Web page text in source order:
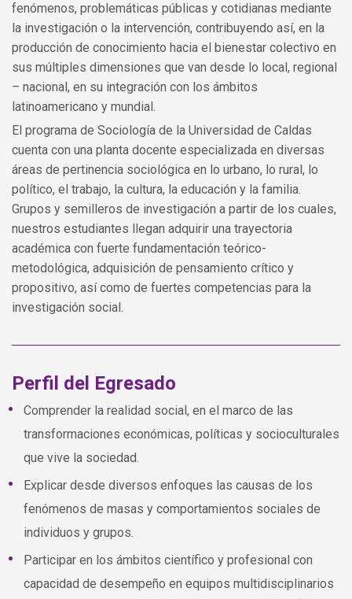
fenómenos, problemáticas públicas y cotidianas mediante
la investigación o la intervención, contribuyendo así, en la
producción de conocimiento hacia el bienestar colectivo en
sus múltiples dimensiones que van desde lo local, regional
– nacional, en su integración con los ámbitos
latinoamericano y mundial.
El programa de Sociología de la Universidad de Caldas
cuenta con una planta docente especializada en diversas
áreas de pertinencia sociológica en lo urbano, lo rural, lo
político, el trabajo, la cultura, la educación y la familia.
Grupos y semilleros de investigación a partir de los cuales,
nuestros estudiantes llegan adquirir una trayectoria
académica con fuerte fundamentación teórico-
metodológica, adquisición de pensamiento crítico y
propositivo, así como de fuertes competencias para la
investigación social.
Perfil del Egresado
Comprender la realidad social, en el marco de las
transformaciones económicas, políticas y socioculturales
que vive la sociedad.
Explicar desde diversos enfoques las causas de los
fenómenos de masas y comportamientos sociales de
individuos y grupos.
Participar en los ámbitos científico y profesional con
capacidad de desempeño en equipos multidisciplinarios